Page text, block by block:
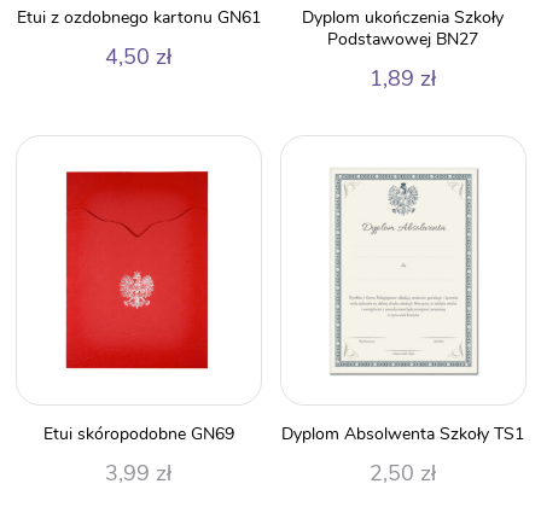
Etui z ozdobnego kartonu GN61
4,50 zł
Dyplom ukończenia Szkoły
Podstawowej BN27
1,89 zł
Etui skóropodobne GN69
3,99 zł
Dyplom Absolwenta Szkoły TS1
2,50 zł